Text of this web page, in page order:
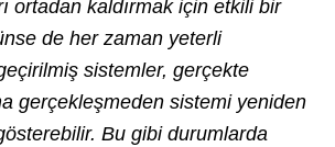
ortadan kaldırmak için etkili bir
de her zaman yeterli
sistemler, gerçekte
gerçekleşmeden sistemi yeniden
Bu gibi durumlarda